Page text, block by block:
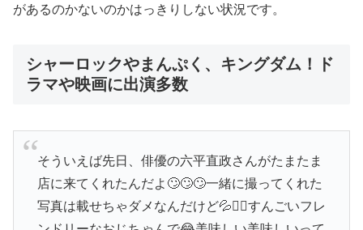
があるのかないのかはっきりしない状況です。
シャーロックやまんぷく、キングダム！ド
ラマや映画に出演多数
そういえば先日、俳優の六平直政さんがたまたま
店に来てくれたんだよ🙄🙄🙄一緒に撮ってくれた
写真は載せちゃダメなんだけど💦🙅‍♂️すんごいフレ